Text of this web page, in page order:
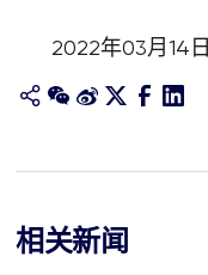
2022年03月14日
相关新闻